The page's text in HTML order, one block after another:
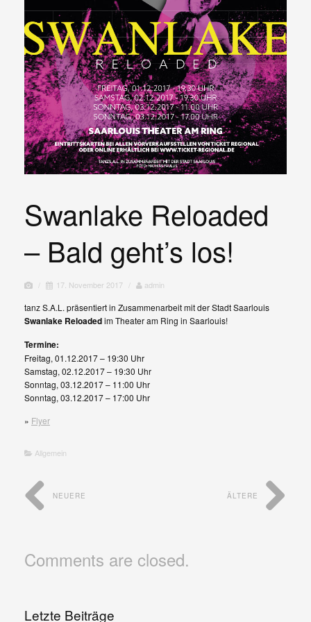
Swanlake Reloaded
– Bald geht’s los!
17. November 2017 admin
tanz S.A.L. präsentiert in Zusammenarbeit mit der Stadt Saarlouis
Swanlake Reloadedim Theater am Ring in Saarlouis!
Termine:
Freitag, 01.12.2017 – 19:30 Uhr
Samstag, 02.12.2017 – 19:30 Uhr
Sonntag, 03.12.2017 – 11:00 Uhr
Sonntag, 03.12.2017 – 17:00 Uhr
» Flyer
Allgemein
ÄLTERE
NEUERE
Comments are closed.
Letzte Beiträge